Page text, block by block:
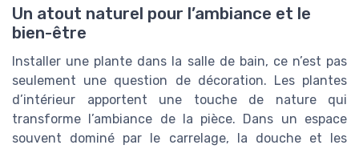
Un atout naturel pour l’ambiance et le
bien-être
Installer une plante dans la salle de bain, ce n’est pas
seulement une question de décoration. Les plantes
d’intérieur apportent une touche de nature qui
transforme l’ambiance de la pièce. Dans un espace
souvent dominé par le carrelage, la douche et les